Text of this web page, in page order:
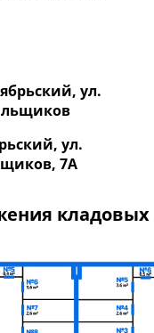
ул.
ул.
7А
кладовых